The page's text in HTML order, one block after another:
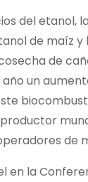
del etanol,
de maíz y
de
un
de
en la